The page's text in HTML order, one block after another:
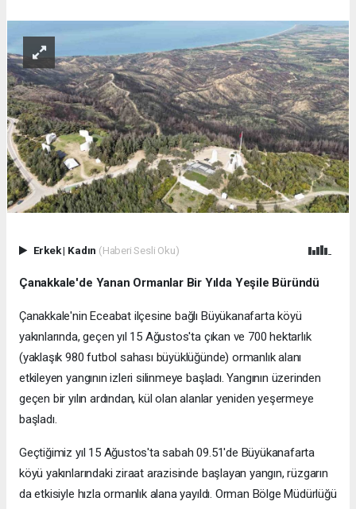
Erkek| Kadın (Haberi Sesli Oku)
Çanakkale'de Yanan Ormanlar Bir Yılda Yeşile Büründü
Çanakkale'nin Eceabat ilçesine bağlı Büyükanafarta köyü
yakınlarında, geçen yıl 15 Ağustos'ta çıkan ve 700 hektarlık
(yaklaşık 980 futbol sahası büyüklüğünde) ormanlık alanı
etkileyen yangının izleri silinmeye başladı. Yangının üzerinden
geçen bir yılın ardından, kül olan alanlar yeniden yeşermeye
başladı.
Geçtiğimiz yıl 15 Ağustos'ta sabah 09.51'de Büyükanafarta
köyü yakınlarındaki ziraat arazisinde başlayan yangın, rüzgarın
da etkisiyle hızla ormanlık alana yayıldı. Orman Bölge Müdürlüğü